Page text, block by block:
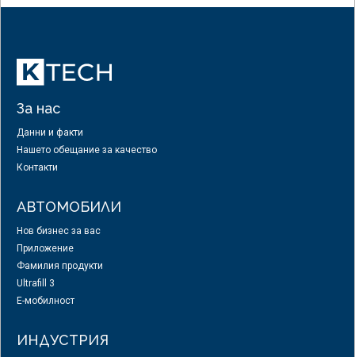
За нас
Данни и факти
Нашето обещание за качество
Контакти
АВТОМОБИЛИ
Нов бизнес за вас
Приложение
Фамилия продукти
Ultrafill 3
E-мобилност
ИНДУСТРИЯ